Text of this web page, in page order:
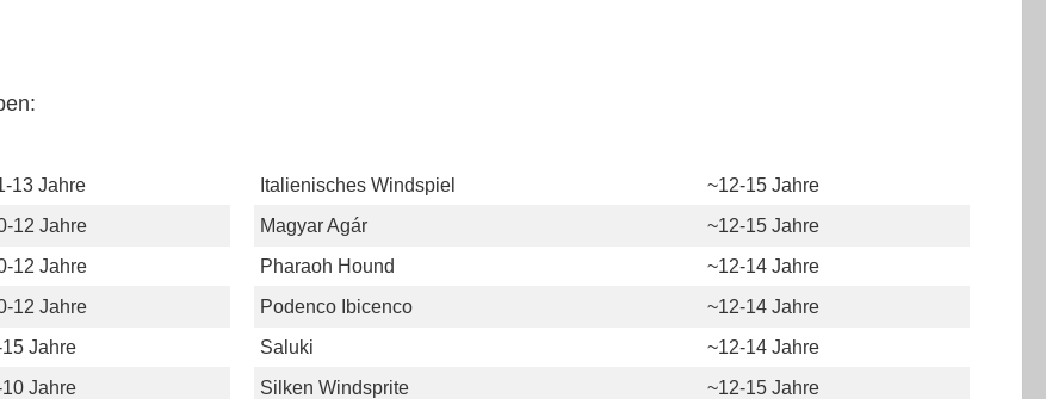
13 Jahre
12 Jahre
12 Jahre
12 Jahre
Jahre
Jahre
Italienisches Windspiel
~12-15 Jahre
Magyar Agár
~12-15 Jahre
Pharaoh Hound
~12-14 Jahre
Podenco Ibicenco
~12-14 Jahre
Saluki
~12-14 Jahre
Silken Windsprite
~12-15 Jahre